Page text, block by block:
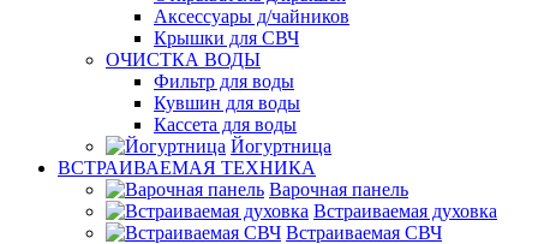
Аксессуары д/чайников
Крышки для СВЧ
ОЧИСТКА ВОДЫ
Фильтр для воды
Кувшин для воды
Кассета для воды
Йогуртница
ВСТРАИВАЕМАЯ ТЕХНИКА
Варочная панель
Встраиваемая духовка
Встраиваемая СВЧ